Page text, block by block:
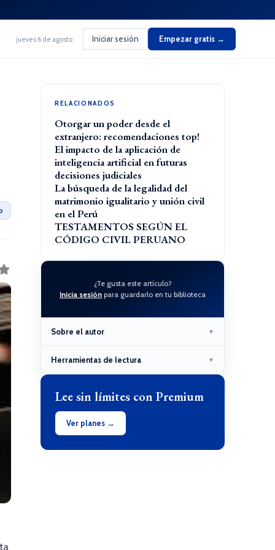
jueves 6 de agosto Iniciar sesión Empezar gratis →
RELACIONADOS
Otorgar un poder desde el
extranjero: recomendaciones top!
El impacto de la aplicación de
inteligencia artificial en futuras
decisiones judiciales
La búsqueda de la legalidad del
matrimonio igualitario y unión civil
en el Perú
TESTAMENTOS SEGÚN EL
CÓDIGO CIVIL PERUANO
¿Te gusta este artículo?
Inicia sesión para guardarlo en tu biblioteca
Sobre el autor ▼
Herramientas de lectura ▼
Lee sin límites con Premium
Ver planes →